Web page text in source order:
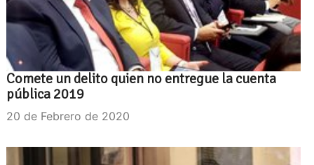
Comete un delito quien no entregue la cuenta
pública 2019
20 de Febrero de 2020